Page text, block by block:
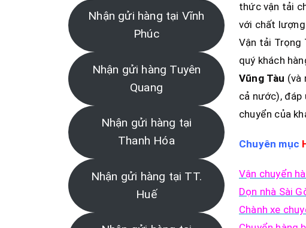
thức vận tải
với chất
Vận tải Trọng
quý khách
Vũng Tàu (và
cả nước), đáp
chuyển của
Chuyên mục
Vận chuyển
Dọn nhà Sài
Chành xe
Nhận gửi hàng tại Vĩnh
Phúc
Nhận gửi hàng Tuyên
Quang
Nhận gửi hàng tại
Thanh Hóa
Nhận gửi hàng tại TT.
Huế